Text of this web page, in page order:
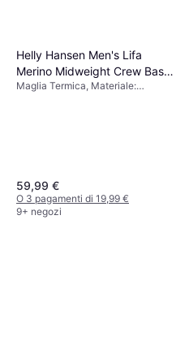
Helly Hansen Men's Lifa
Merino Midweight Crew Base
Layer - Navy
Maglia Termica, Materiale:
59,99 €
O 3 pagamenti di 19,99 €
9+ negozi